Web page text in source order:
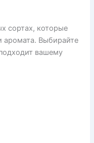
сортах, которые
аромата. Выбирайте
вашему